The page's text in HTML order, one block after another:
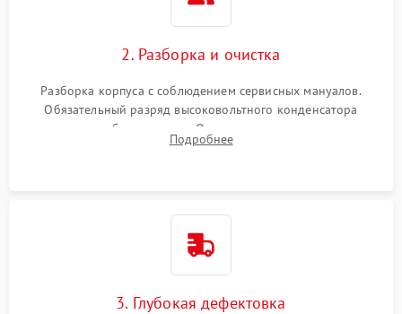
2. Разборка и очистка
Разборка корпуса с соблюдением сервисных мануалов.
Обязательный разряд высоковольтного конденсатора
вспышки для безопасности. Очистка внутренних узлов от
пыли, песка и следов влаги с помощью спецсредств.
Подробнее
3. Глубокая дефектовка